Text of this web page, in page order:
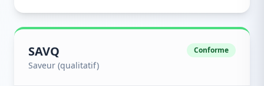
SAVQ
Saveur (qualitatif)
Conforme